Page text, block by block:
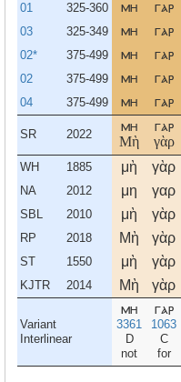
01 325-360 μη γαρ
03 325-349 μη γαρ
02* 375-499 μη γαρ
02 375-499 μη γαρ
04 375-499 μη γαρ
SR 2022
μη
Μὴ
γαρ
γὰρ
WH 1885 μὴ γὰρ
NA 2012 μη γαρ
SBL 2010 μὴ γὰρ
RP 2018 Μὴ γὰρ
ST 1550 μὴ γὰρ
KJTR 2014 Μὴ γὰρ
Variant
Interlinear
μη
3361
D
not
γαρ
1063
C
for